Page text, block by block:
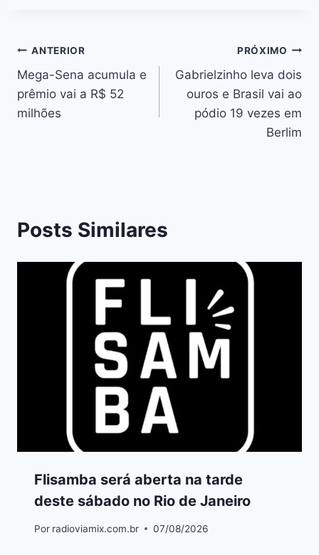
ANTERIOR
Mega-Sena acumula e
prêmio vai a R$ 52
milhões
PRÓXIMO
Gabrielzinho leva dois
ouros e Brasil vai ao
pódio 19 vezes em
Berlim
Posts Similares
Flisamba será aberta na tarde
deste sábado no Rio de Janeiro
Por radioviamix.com.br 07/08/2026